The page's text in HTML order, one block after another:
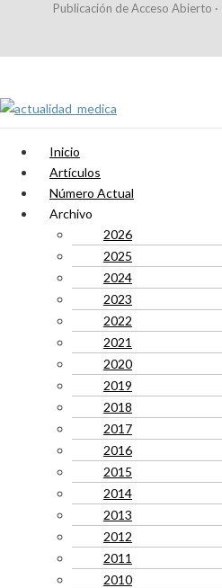
Publicación de Acceso Abierto
Inicio
Artículos
Número Actual
Archivo
2026
2025
2024
2023
2022
2021
2020
2019
2018
2017
2016
2015
2014
2013
2012
2011
2010